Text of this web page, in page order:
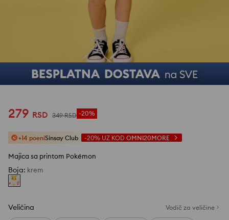
279 RSD 349 RSD -20%
+14 poeniSinsay Club -20% UZ KOD OMNI20MORE
Majica sa printom Pokémon
Boja: krem
Veličina Vodič za veličine